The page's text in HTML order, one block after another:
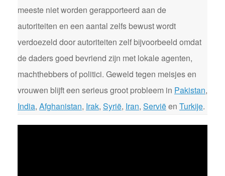
meeste niet worden gerapporteerd aan de
autoriteiten en een aantal zelfs bewust wordt
verdoezeld door autoriteiten zelf bijvoorbeeld omdat
de daders goed bevriend zijn met lokale agenten,
machthebbers of politici. Geweld tegen meisjes en
vrouwen blijft een serieus groot probleem in Pakistan,
India, Afghanistan, Irak, Syrië, Iran, Serviëen Turkije.